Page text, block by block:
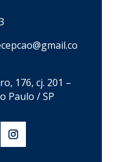
176, cj. 201 –
Paulo / SP